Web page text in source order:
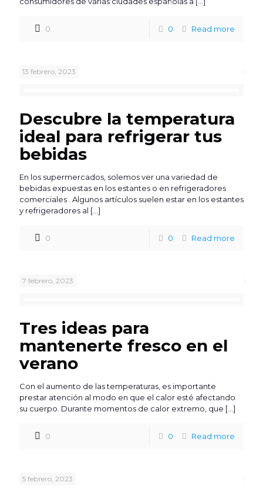
0 0 Read more
13 febrero, 2023
Descubre la temperatura
ideal para refrigerar tus
bebidas
En los supermercados, solemos ver una variedad de
bebidas expuestas en los estantes o en refrigeradores
comerciales . Algunos artículos suelen estar en los estantes
y refrigeradores al […]
0 0 Read more
7 febrero, 2023
Tres ideas para
mantenerte fresco en el
verano
Con el aumento de las temperaturas, es importante
prestar atención al modo en que el calor esté afectando
su cuerpo. Durante momentos de calor extremo, que […]
0 0 Read more
5 febrero, 2023